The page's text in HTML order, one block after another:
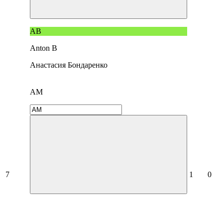
AB
Anton B
Анастасия Бондаренко
7
АМ
1 0